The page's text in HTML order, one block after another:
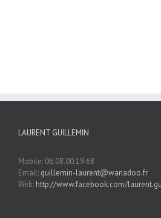
LAURENT GUILLEMIN
Mobile: 06.08.00.19.68
Email: guillemin-laurent@wanadoo.fr
Web: http://www.facebook.com/